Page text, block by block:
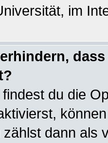
im
findest du die
dann als